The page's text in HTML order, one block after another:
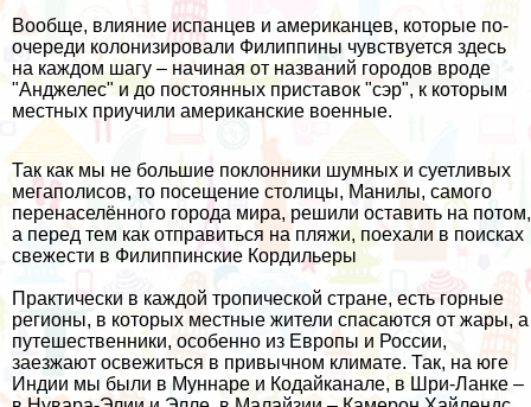
Вообще, влияние испанцев и американцев, которые по-
очереди колонизировали Филиппины чувствуется здесь
на каждом шагу – начиная от названий городов вроде
"Анджелес" и до постоянных приставок "сэр", к которым
местных приучили американские военные.
Так как мы не большие поклонники шумных и суетливых
мегаполисов, то посещение столицы, Манилы, самого
перенаселённого города мира, решили оставить на потом,
а перед тем как отправиться на пляжи, поехали в поисках
свежести в Филиппинские Кордильеры
Практически в каждой тропической стране, есть горные
регионы, в которых местные жители спасаются от жары, а
путешественники, особенно из Европы и России,
заезжают освежиться в привычном климате. Так, на юге
Индии мы были в Муннаре и Кодайканале, в Шри-Ланке –